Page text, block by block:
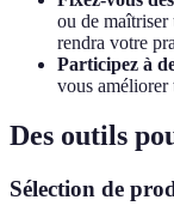
ou de
rendra votre
Participez à
vous améliorer
Des outils
Sélection de